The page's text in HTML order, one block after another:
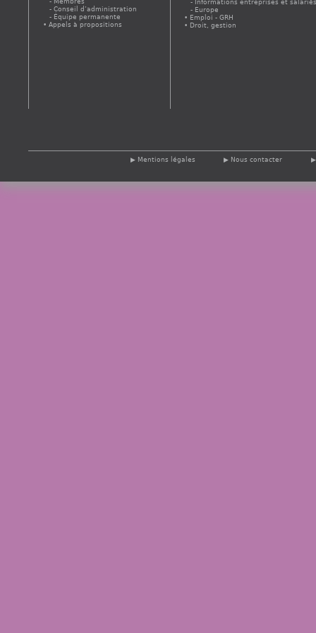
Conseil d’administration
Équipe permanente
Appels à propositions
Informations entreprises et
Europe
Emploi - GRH
Droit, gestion
Mentions légales Nous contacter